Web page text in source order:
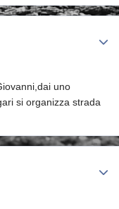
dai uno
si organizza strada